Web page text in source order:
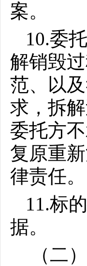
案。
10.委
解销毁
范、以
求，拆
委托方
复原重
律责任。
11.标
据。
（二